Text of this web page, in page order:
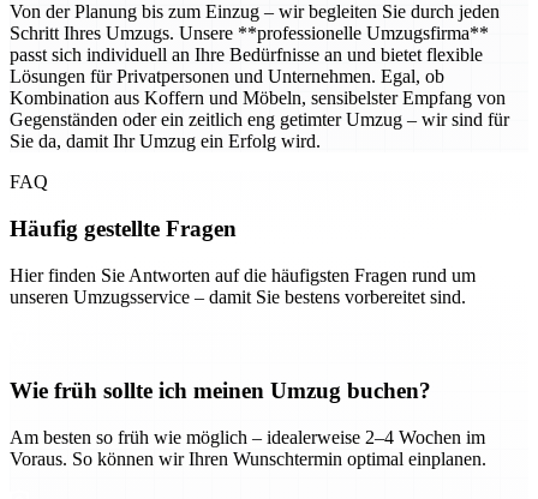
Von der Planung bis zum Einzug – wir begleiten Sie durch jeden
Schritt Ihres Umzugs. Unsere **professionelle Umzugsfirma**
passt sich individuell an Ihre Bedürfnisse an und bietet flexible
Lösungen für Privatpersonen und Unternehmen. Egal, ob
Kombination aus Koffern und Möbeln, sensibelster Empfang von
Gegenständen oder ein zeitlich eng getimter Umzug – wir sind für
Sie da, damit Ihr Umzug ein Erfolg wird.
FAQ
Häufig gestellte Fragen
Hier finden Sie Antworten auf die häufigsten Fragen rund um
unseren Umzugsservice – damit Sie bestens vorbereitet sind.
Wie früh sollte ich meinen Umzug buchen?
Am besten so früh wie möglich – idealerweise 2–4 Wochen im
Voraus. So können wir Ihren Wunschtermin optimal einplanen.